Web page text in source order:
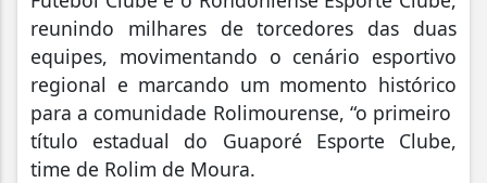
reunindo milhares de torcedores das duas
equipes, movimentando o cenário esportivo
regional e marcando um momento histórico
para a comunidade Rolimourense, “o primeiro
título estadual do Guaporé Esporte Clube,
time de Rolim de Moura.